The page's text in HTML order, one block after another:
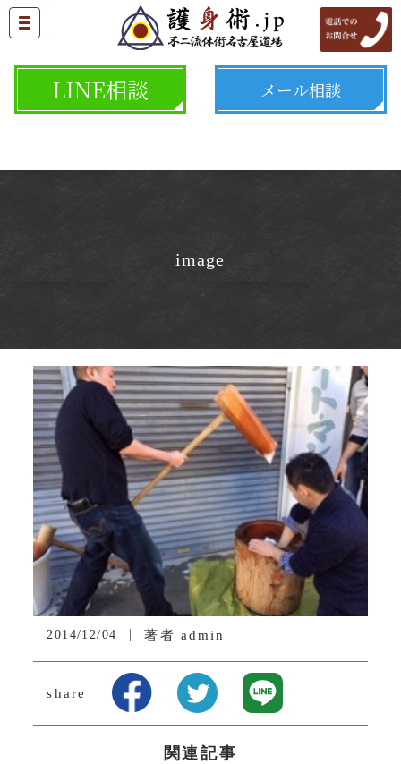
LINE相談 メール相談
image
2014/12/04 著者 admin
share
関連記事